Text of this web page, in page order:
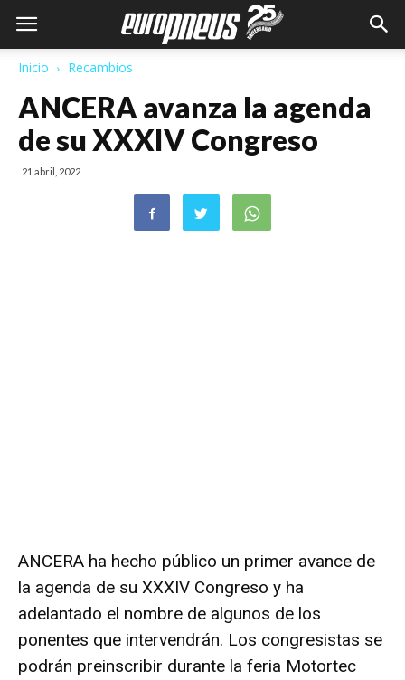
Inicio Recambios
ANCERA avanza la agenda
de su XXXIV Congreso
21 abril, 2022
ANCERA ha hecho público un primer avance de
la agenda de su XXXIV Congreso y ha
adelantado el nombre de algunos de los
ponentes que intervendrán. Los congresistas se
podrán preinscribir durante la feria Motortec